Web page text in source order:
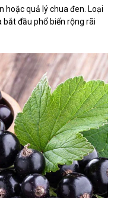
hoặc quả lý chua đen. Loại
đầu phổ biến rộng rãi